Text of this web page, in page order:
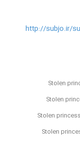
http://subjo.ir/